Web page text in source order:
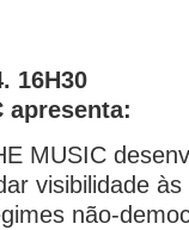
16H30
apresenta:
MUSIC
visibilidade às
não-